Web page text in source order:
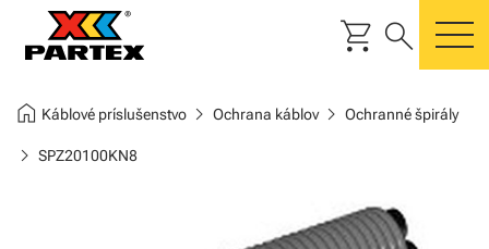
shopping_cart search
home Káblové príslušenstvochevron_right Ochrana káblovchevron_right Ochranné špirály
chevron_right SPZ20100KN8